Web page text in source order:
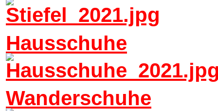
Hausschuhe
Wanderschuhe